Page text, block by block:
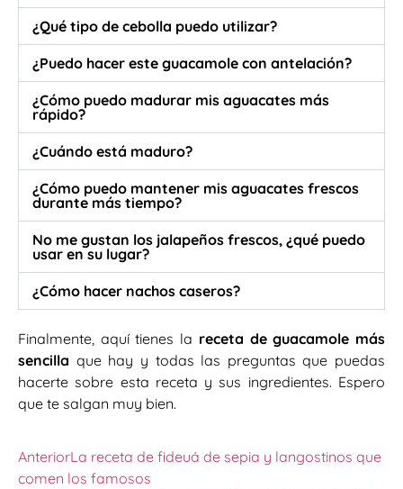
¿Qué tipo de cebolla puedo utilizar?
¿Puedo hacer este guacamole con antelación?
¿Cómo puedo madurar mis aguacates más
rápido?
¿Cuándo está maduro?
¿Cómo puedo mantener mis aguacates frescos
durante más tiempo?
No me gustan los jalapeños frescos, ¿qué puedo
usar en su lugar?
¿Cómo hacer nachos caseros?
Finalmente, aquí tienes la receta de guacamole más
sencilla que hay y todas las preguntas que puedas
hacerte sobre esta receta y sus ingredientes. Espero
que te salgan muy bien.
AnteriorLa receta de fideuá de sepia y langostinos que
comen los famosos